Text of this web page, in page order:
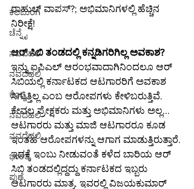
ಕಲಬುರಗಿ
ಚೆನ್ನೈ
ನವದೆಹಲಿ
ನವದೆಹಲಿ
ಕೊಚ್ಚಿ
ನವದೆಹಲಿ
ನವದೆಹಲಿ
ಭಾರತ
ಪುಣೆ
ರಾಹುಲ್ ವಾಪಸ್?; ಅಭಿಮಾನಿಗಳಲ್ಲಿ ಹೆಚ್ಚಿನ
ನಿರೀಕ್ಷೆ!
ಆರ್ ಸಿಬಿ ತಂಡದಲ್ಲಿ ಕನ್ನಡಿಗರಿಗಿಲ್ಲ ಅವಕಾಶ?
ಇನ್ನು ಐಪಿಎಲ್ ಆರಂಭವಾದಾಗಿನಿಂದಲೂ ಆರ್
ಸಿಬಿಯಲ್ಲಿ ಕರ್ನಾಟಕದ ಆಟಗಾರರಿಗೆ ಅವಕಾಶ
ಸಿಗುತ್ತಿಲ್ಲ ಎಂಬ ಆರೋಪಗಳು ಕೇಳಿಬರುತ್ತಿವೆ.
ಕೇವಲ ಪ್ರೇಕ್ಷಕರು ಮತ್ತು ಅಭಿಮಾನಿಗಳು ಅಲ್ಲ...
ಆಟಗಾರರು ಮತ್ತು ಮಾಜಿ ಆಟಗಾರರೂ ಕೂಡ
ಇಂತಹ ಆರೋಪಗಳನ್ನು ಆಗಾಗ ಮಾಡುತ್ತಿರುತ್ತಾರೆ.
ಇದಕ್ಕೆ ಇಂಬು ನೀಡುವಂತೆ ಕಳೆದ ಬಾರಿಯ ಆರ್
ಸಿಬಿ ತಂಡದಲ್ಲಿದ್ದದ್ದು ಕರ್ನಾಟಕದ ಇಬ್ಬರು
ಆಟಗಾರರು ಮಾತ್ರ. ಇವರಲ್ಲಿ ವಿಜಯಕುಮಾರ್